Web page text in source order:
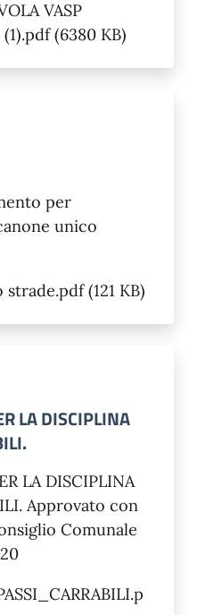
VASP
(6380 KB)
per
unico
(121 KB)
LA DISCIPLINA
LA DISCIPLINA
Approvato con
Comunale